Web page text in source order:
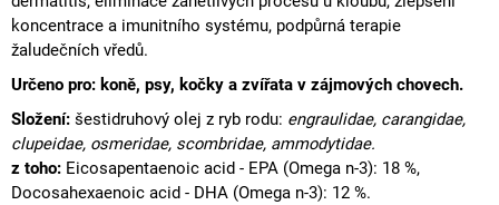
koncentrace a imunitního systému, podpůrná terapie
žaludečních vředů.
Určeno pro: koně, psy, kočky a zvířata v zájmových chovech.
Složení: šestidruhový olej z ryb rodu: engraulidae, carangidae,
clupeidae, osmeridae, scombridae, ammodytidae.
z toho: Eicosapentaenoic acid - EPA (Omega n-3): 18 %,
Docosahexaenoic acid - DHA (Omega n-3): 12 %.